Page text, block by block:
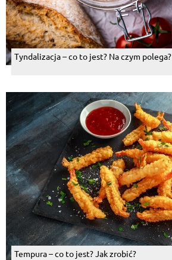
Tyndalizacja – co to jest? Na czym polega?
Tempura – co to jest? Jak zrobić?